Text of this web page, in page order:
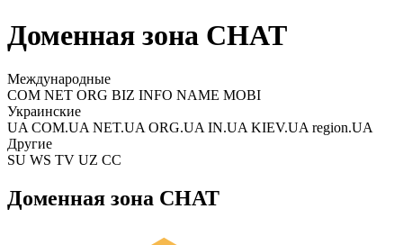
Доменная зона CHAT
Международные
COM NET ORG BIZ INFO NAME MOBI
Украинские
UA COM.UA NET.UA ORG.UA IN.UA KIEV.UA region.UA
Другие
SU WS TV UZ CC
Доменная зона CHAT